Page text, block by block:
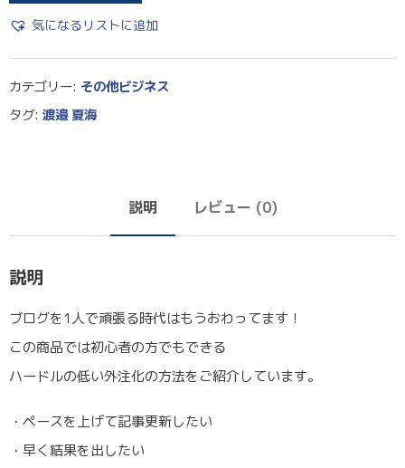
気になるリストに追加
カテゴリー: その他ビジネス
タグ: 渡邉 夏海
説明 レビュー (0)
説明
ブログを1人で頑張る時代はもうおわってます！
この商品では初心者の方でもできる
ハードルの低い外注化の方法をご紹介しています。
・ペースを上げて記事更新したい
・早く結果を出したい